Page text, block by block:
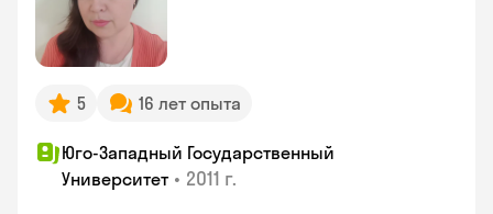
5 16 лет опыта
Юго-Западный Государственный
Университет • 2011 г.